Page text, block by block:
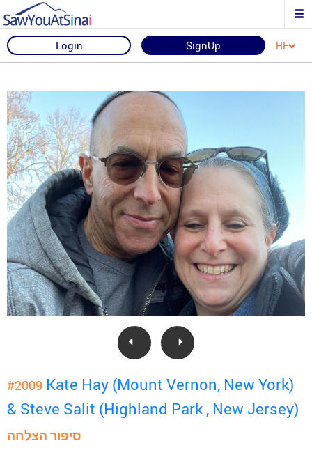
Login SignUp HE
#2009 Kate Hay (Mount Vernon, New York)
& Steve Salit (Highland Park , New Jersey)
סיפור הצלחה